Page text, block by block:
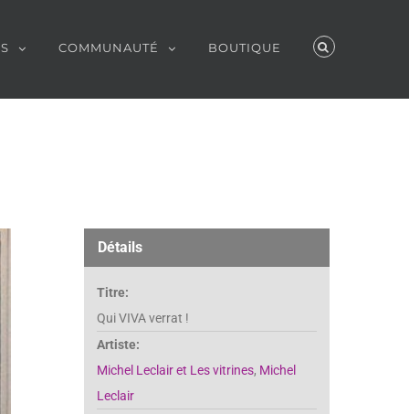
COMMUNAUTÉ BOUTIQUE
Détails
Titre:
Qui VIVA verrat !
Artiste:
Michel Leclair et Les vitrines, Michel
Leclair